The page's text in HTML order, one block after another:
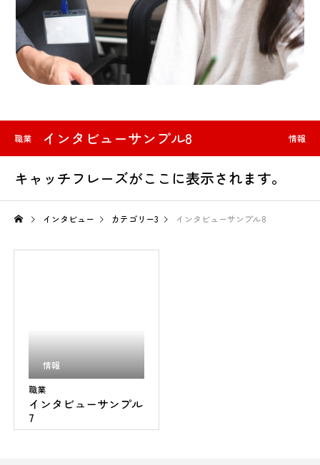
職業 インタビューサンプル8 情報
キャッチフレーズがここに表示されます。
インタビュー カテゴリー3 インタビューサンプル8
職業
インタビューサンプル
7
情報